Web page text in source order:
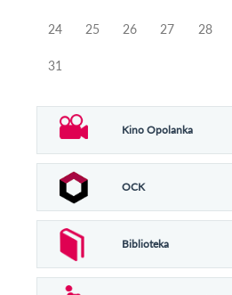
24 25 26 27 28
31
Kino Opolanka
OCK
Biblioteka